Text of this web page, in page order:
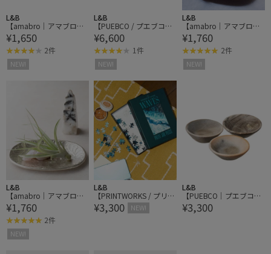
L&B
【amabro｜アマブロ】S
PRINKLER BALL スプリン
クラーボール
¥1,650
2件
NEW!
L&B
【PUEBCO / プエブコ】
UNFINISHED MARBLE BO
WL アンフィニッシュド
マーブルボウル
¥6,600
1件
NEW!
L&B
【amabro｜アマブロ】
インドの真鍮トレイ
¥1,760
2件
NEW!
L&B
【amabro｜アマブロ】
インドの真鍮トレイ
¥1,760
2件
NEW!
L&B
【PRINTWORKS / プリン
トワークス】Puzzle-500
pcs Waves パズル 500ピ
¥3,300 NEW!
L&B
【PUEBCO｜プエブコ】
MARBLE BOWL マーブル
ボウル
¥3,300